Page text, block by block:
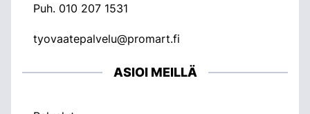
Puh. 010 207 1531
tyovaatepalvelu@promart.fi
ASIOI MEILLÄ